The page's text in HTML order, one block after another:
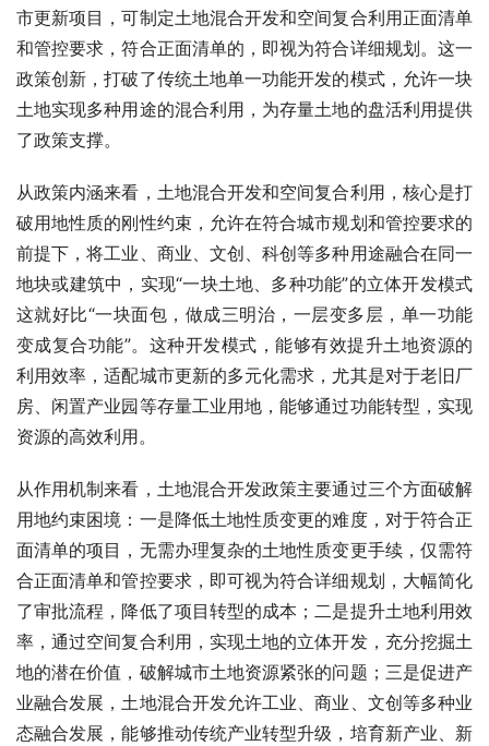
市更新项目，可制定土地混合开发和空间复合利用正面清单
和管控要求，符合正面清单的，即视为符合详细规划。这一
政策创新，打破了传统土地单一功能开发的模式，允许一块
土地实现多种用途的混合利用，为存量土地的盘活利用提供
了政策支撑。
从政策内涵来看，土地混合开发和空间复合利用，核心是打
破用地性质的刚性约束，允许在符合城市规划和管控要求的
前提下，将工业、商业、文创、科创等多种用途融合在同一
地块或建筑中，实现“一块土地、多种功能”的立体开发模式
这就好比“一块面包，做成三明治，一层变多层，单一功能
变成复合功能”。这种开发模式，能够有效提升土地资源的
利用效率，适配城市更新的多元化需求，尤其是对于老旧厂
房、闲置产业园等存量工业用地，能够通过功能转型，实现
资源的高效利用。
从作用机制来看，土地混合开发政策主要通过三个方面破解
用地约束困境：一是降低土地性质变更的难度，对于符合正
面清单的项目，无需办理复杂的土地性质变更手续，仅需符
合正面清单和管控要求，即可视为符合详细规划，大幅简化
了审批流程，降低了项目转型的成本；二是提升土地利用效
率，通过空间复合利用，实现土地的立体开发，充分挖掘土
地的潜在价值，破解城市土地资源紧张的问题；三是促进产
业融合发展，土地混合开发允许工业、商业、文创等多种业
态融合发展，能够推动传统产业转型升级，培育新产业、新